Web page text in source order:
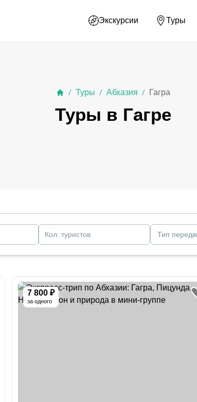
Экскурсии Туры
/ Туры / Абхазия / Гагра
Туры в Гагре
Кол. туристов Тип
7 800 ₽
за одного